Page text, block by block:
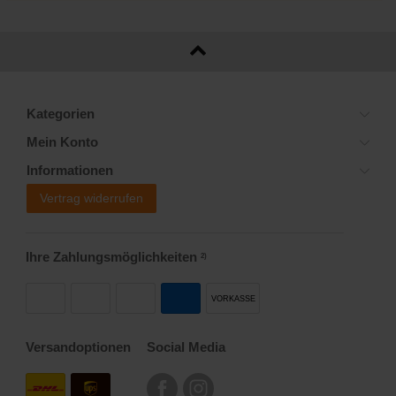
Kategorien
Mein Konto
Informationen
Vertrag widerrufen
Ihre Zahlungsmöglichkeiten 2)
VORKASSE
Versandoptionen Social Media